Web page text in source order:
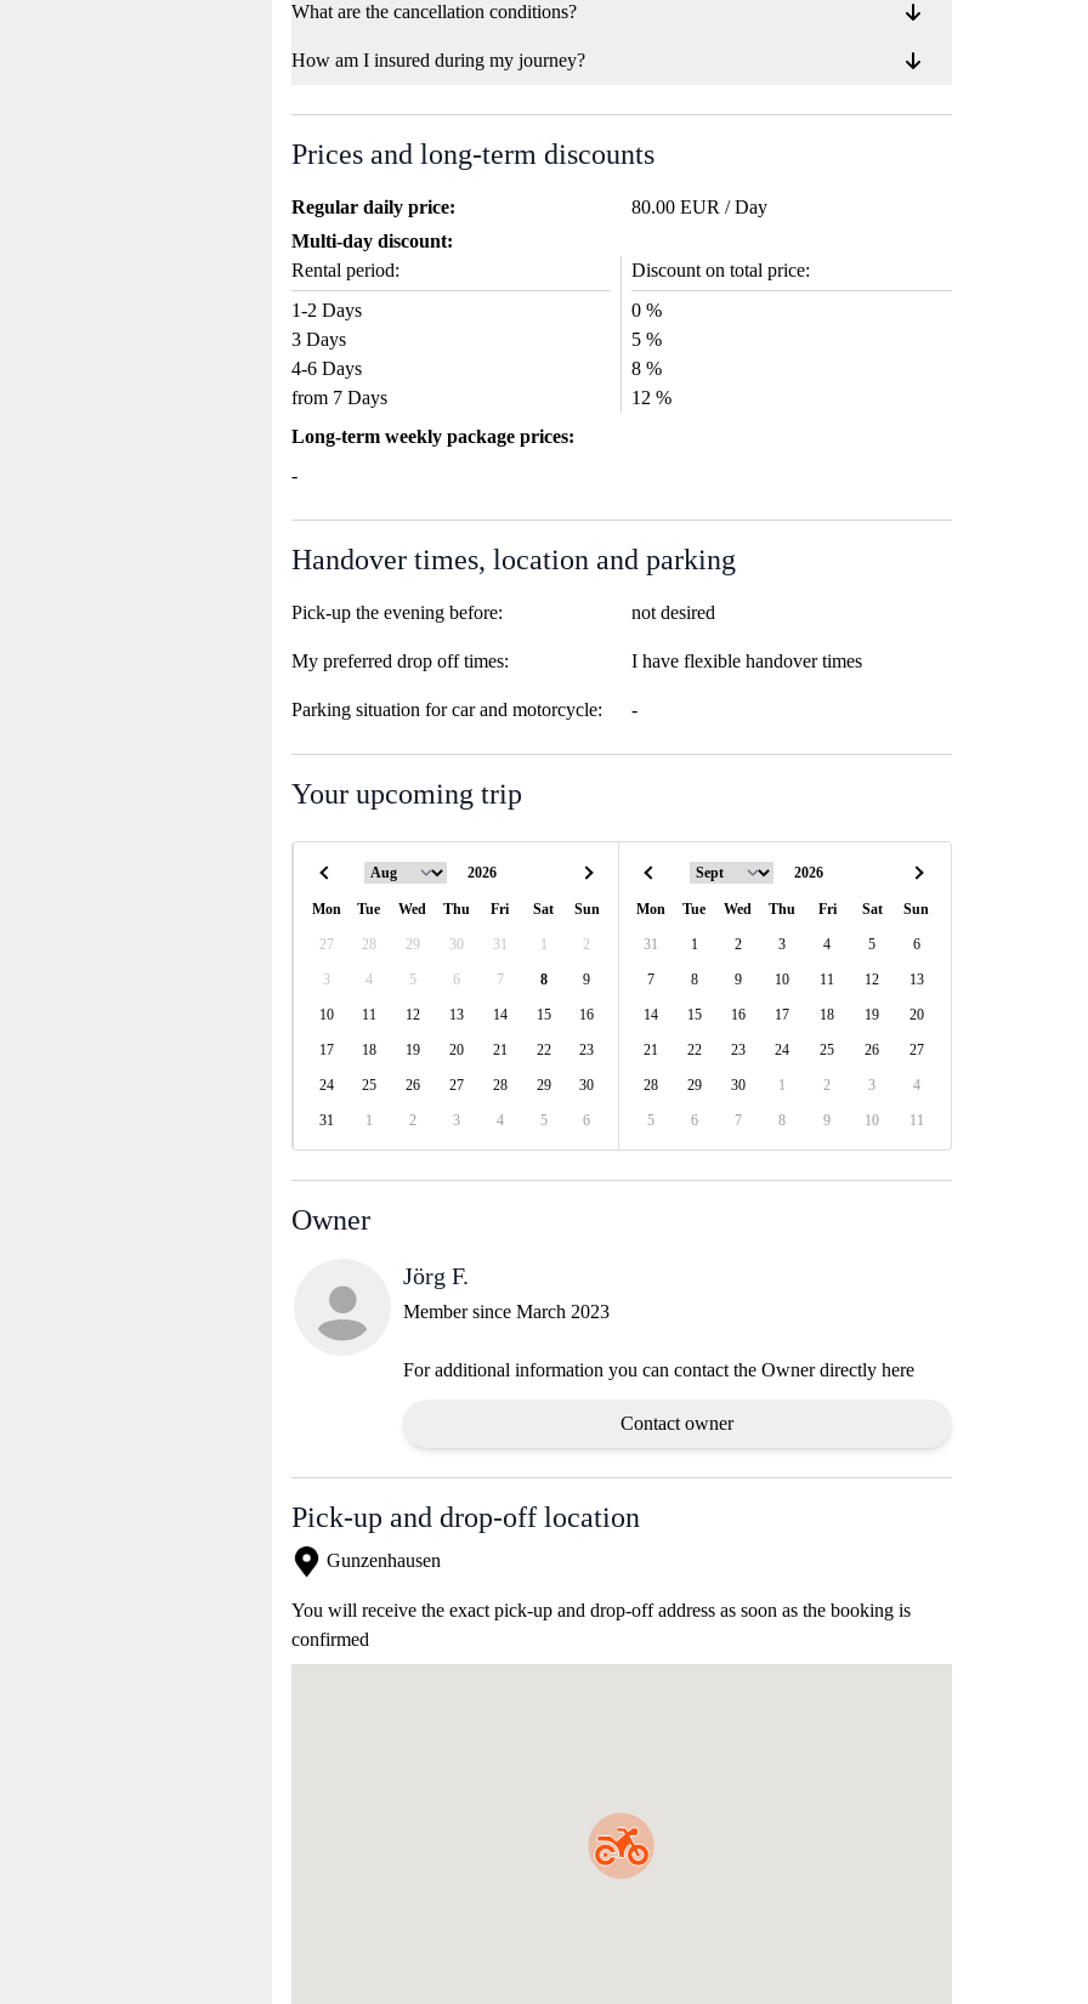
What are the cancellation conditions?
How am I insured during my journey?
Prices and long-term discounts
Regular daily price:
80.00 EUR / Day
Multi-day discount:
Rental period:
Discount on total price:
1-2 Days
0 %
3 Days
5 %
4-6 Days
8 %
from 7 Days
12 %
Long-term weekly package prices:
-
Handover times, location and parking
Pick-up the evening before: not desired
My preferred drop off times: I have flexible handover times
Parking situation for car and motorcycle: -
Your upcoming trip
Mon Tue Wed Thu Fri Sat Sun
27 28 29 30 31 1 2
3 4 5 6 7 8 9
10 11 12 13 14 15 16
17 18 19 20 21 22 23
24 25 26 27 28 29 30
31 1 2 3 4 5 6
Mon Tue Wed Thu Fri Sat Sun
31 1 2 3 4 5 6
7 8 9 10 11 12 13
14 15 16 17 18 19 20
21 22 23 24 25 26 27
28 29 30 1 2 3 4
5 6 7 8 9 10 11
Owner
Jörg F.
Member since March 2023
For additional information you can contact the Owner directly here
Contact owner
Pick-up and drop-off location
Gunzenhausen
You will receive the exact pick-up and drop-off address as soon as the booking is
confirmed